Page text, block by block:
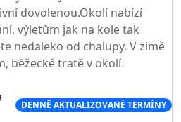
dovolenou.Okolí nabízí
výletům jak na kole tak
nedaleko od chalupy. V zimě
běžecké tratě v okolí.
DENNĚ AKTUALIZOVANÉ TERMÍNY